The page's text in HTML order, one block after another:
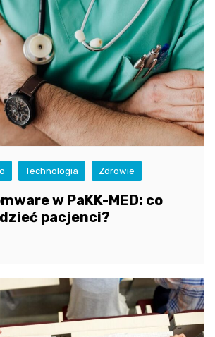
Technologia Zdrowie
w PaKK-MED: co
pacjenci?